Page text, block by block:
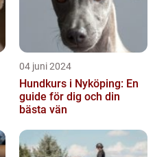
04 juni 2024
Hundkurs i Nyköping: En
guide för dig och din
bästa vän